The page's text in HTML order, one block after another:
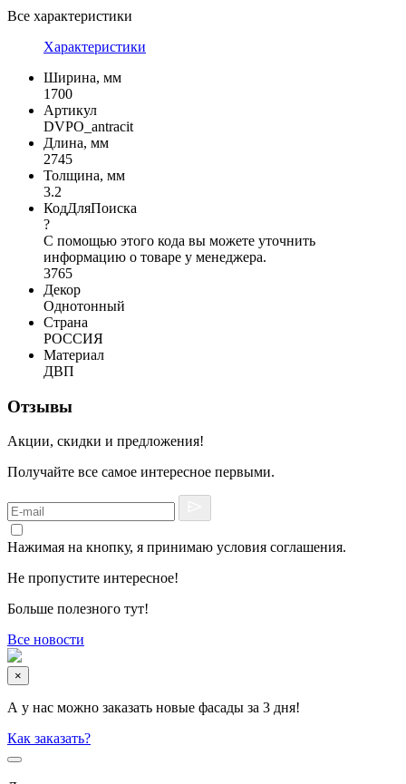
Все характеристики
Характеристики
Ширина, мм
1700
Артикул
DVPO_antracit
Длина, мм
2745
Толщина, мм
3.2
КодДляПоиска
?
С помощью этого кода вы можете уточнить
информацию о товаре у менеджера.
3765
Декор
Однотонный
Страна
РОССИЯ
Материал
ДВП
Отзывы
Акции, скидки и предложения!
Получайте все самое интересное первыми.
Нажимая на кнопку, я принимаю условия соглашения.
Не пропустите интересное!
Больше полезного тут!
Все новости
×
А у нас можно заказать новые фасады за 3 дня!
Как заказать?